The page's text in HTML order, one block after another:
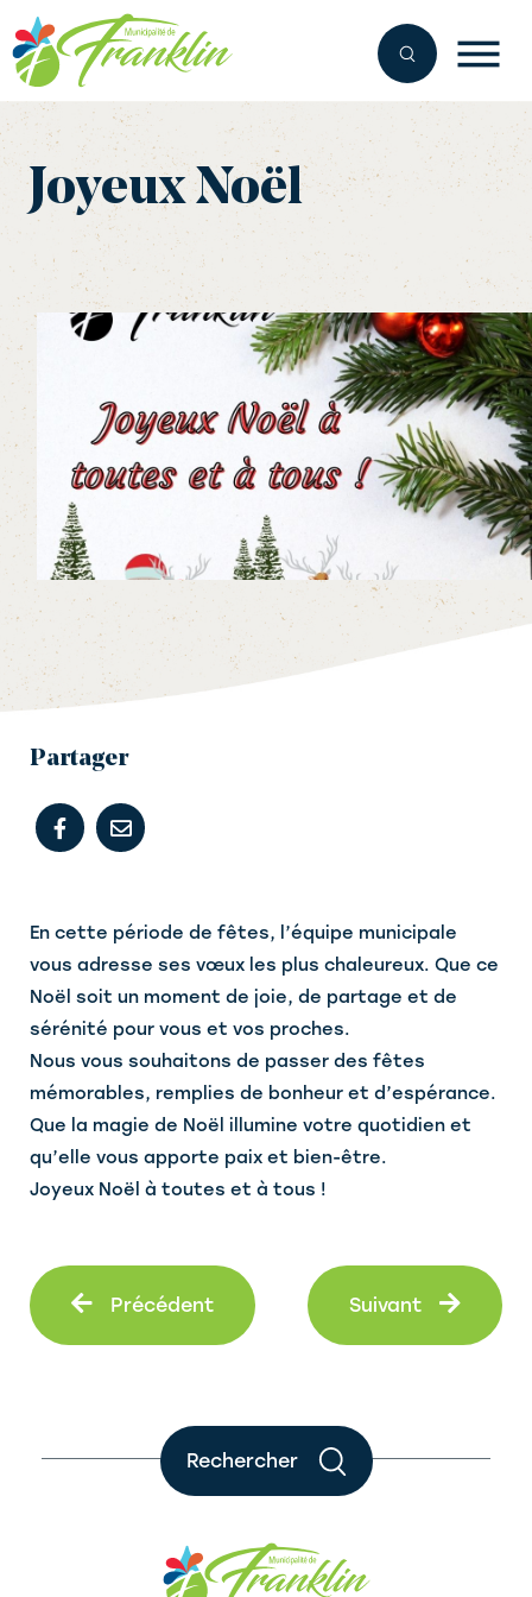
Aller
au
contenu
Joyeux Noël
En cette période de fêtes, l’équipe municipale
vous adresse ses vœux les plus chaleureux. Que ce
Noël soit un moment de joie, de partage et de
sérénité pour vous et vos proches.
Nous vous souhaitons de passer des fêtes
mémorables, remplies de bonheur et d’espérance.
Que la magie de Noël illumine votre quotidien et
qu’elle vous apporte paix et bien-être.
Joyeux Noël à toutes et à tous !
Précédent Suivant
Partager
Rechercher